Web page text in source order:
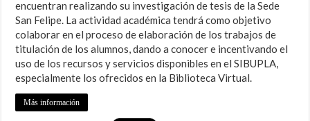
encuentran realizando su investigación de tesis de la Sede
San Felipe. La actividad académica tendrá como objetivo
colaborar en el proceso de elaboración de los trabajos de
titulación de los alumnos, dando a conocer e incentivando el
uso de los recursos y servicios disponibles en el SIBUPLA,
especialmente los ofrecidos en la Biblioteca Virtual.
Más información